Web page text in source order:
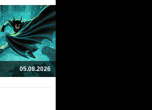
05.08.2026